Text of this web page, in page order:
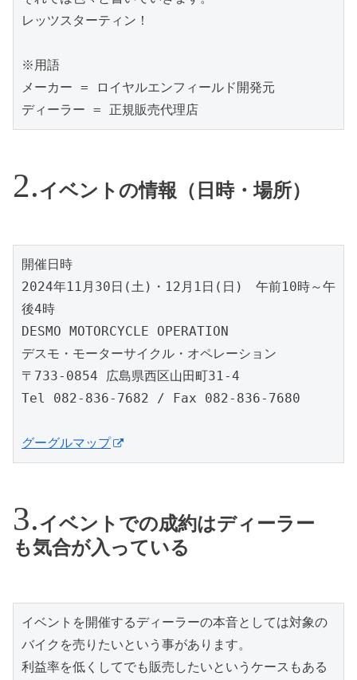
レッツスターティン！
※用語
メーカー = ロイヤルエンフィールド開発元
ディーラー = 正規販売代理店
イベントの情報（日時・場所）
開催日時
2024年11月30日(土)・12月1日(日)　午前10時～午
後4時
DESMO MOTORCYCLE OPERATION
デスモ・モーターサイクル・オペレーション
〒733-0854 広島県西区山田町31-4
Tel 082-836-7682 / Fax 082-836-7680
グーグルマップ
イベントでの成約はディーラー
も気合が入っている
イベントを開催するディーラーの本音としては対象の
バイクを売りたいという事があります。
利益率を低くしてでも販売したいというケースもある